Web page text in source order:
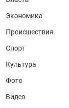
Экономика
Происшествия
Спорт
Культура
Фото
Видео